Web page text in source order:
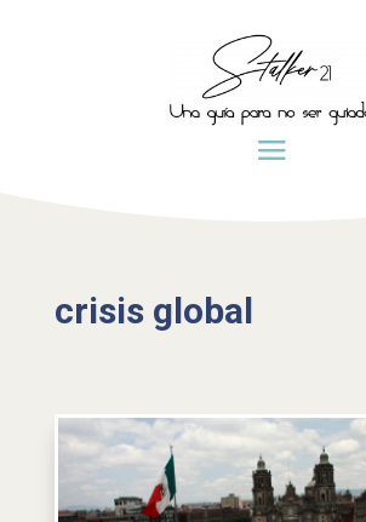
crisis global